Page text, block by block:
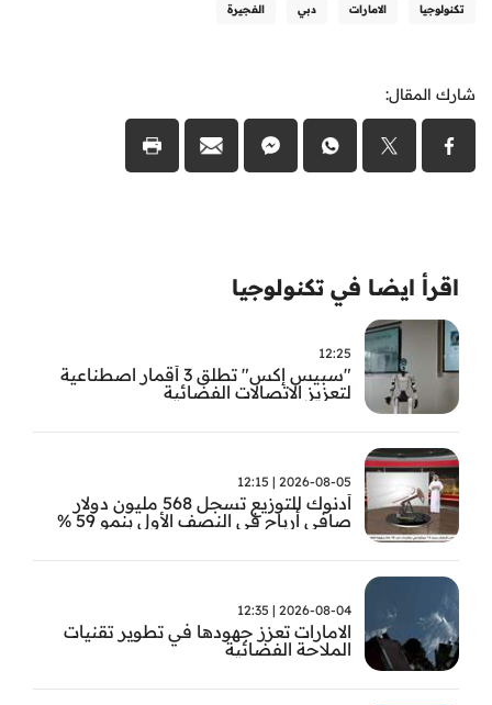
تكنولوجيا الامارات دبي الفجيرة
شارك المقال:
اقرأ ايضا في تكنولوجيا
12:25
"سبيس إكس" تطلق 3 أقمار اصطناعية
لتعزيز الاتصالات الفضائية
2026-08-05 | 12:15
أدنوك للتوزيع تسجل 568 مليون دولار
صافي أرباح في النصف الأول بنمو 59 %
2026-08-04 | 12:35
الامارات تعزز جهودها في تطوير تقنيات
الملاحة الفضائية